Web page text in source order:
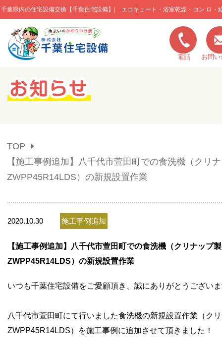
千葉県内の住宅設備交換【千葉住宅設備】| エコキュート・浴室乾燥・コン ロ・
このページの本文へ移動
電話 お問
キャンペーン一覧
お問い合わせ
会社概要
TOP
【施工事例追加】八千代市萱田町での食洗機（クリ
ZWPP45R14LDS）の新規設置作業
2020.10.30 施工事例追加
【施工事例追加】八千代市萱田町での食洗機（クリナップ
ZWPP45R14LDS）の新規設置作業
いつも千葉住宅設備をご愛顧頂き、誠にありがとうござい
八千代市萱田町にて行いました食洗機の新規設置作業（ク
ZWPP45R14LDS）を施工事例に追加させて頂きました！